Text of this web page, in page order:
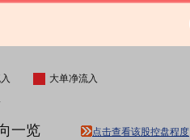
大单净流入
一览 点击查看该股控盘程度